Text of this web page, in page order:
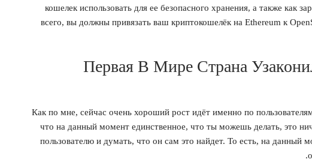
кошелек использовать для ее безопасного хранения, а также как
всего, вы должны привязать ваш криптокошелёк на Ethereum к
Первая В Мире Страна
Как по мне, сейчас очень хороший рост идёт именно по
что на данный момент единственное, что ты можешь делать, это
пользователю и думать, что он сам это найдет. То есть, на данный